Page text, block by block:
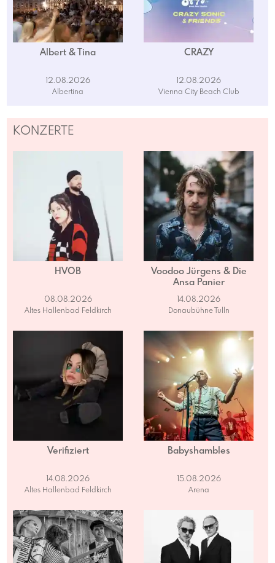
Albert & Tina
12.08.2026
Albertina
CRAZY
12.08.2026
Vienna City Beach Club
KONZERTE
HVOB
08.08.2026
Altes Hallenbad Feldkirch
Voodoo Jürgens & Die
Ansa Panier
14.08.2026
Donaubühne Tulln
Verifiziert
14.08.2026
Altes Hallenbad Feldkirch
Babyshambles
15.08.2026
Arena